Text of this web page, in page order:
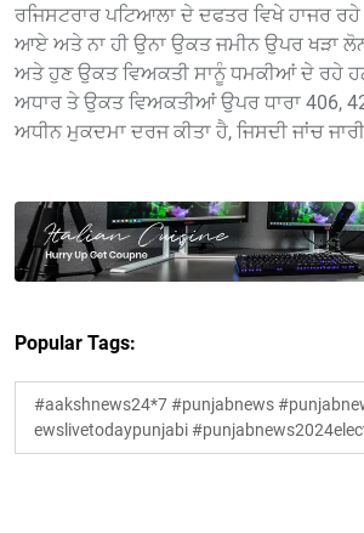
ਰਜਿਸਟਰਾਰ ਪਟਿਆਲਾ ਦੇ ਦਫਤਰ ਵਿਖੇ ਹਾਜਰ
ਆਏ ਅਤੇ ਨਾ ਹੀ ਉਨਾ ਉਕਤ ਜਮੀਨ ਉਪਰ ਖੜਾ
ਅਤੇ ਹੁਣ ਉਕਤ ਵਿਅਕਤੀ ਸਾਨੂੰ ਧਮਕੀਆਂ ਦੇ ਰਹੇ
ਅਧਾਰ ਤੇ ਉਕਤ ਵਿਅਕਤੀਆਂ ਉਪਰ ਧਾਰਾ 406,
ਅਧੀਨ ਮੁਕਦਮਾ ਦਰਜ ਕੀਤਾ ਹੈ, ਜਿਸਦੀ ਜਾਂਚ
Popular Tags:
#aakshnews24*7 #punjabnews
ewslivetodaypunjabi